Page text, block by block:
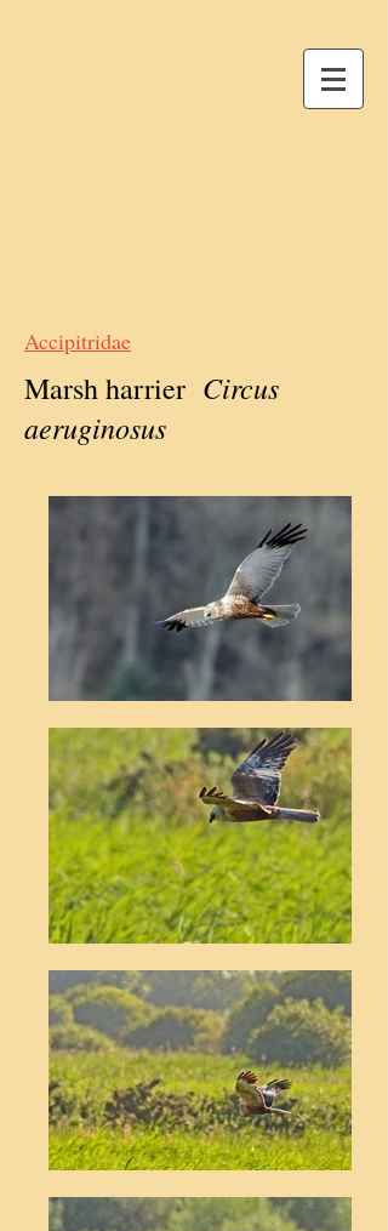
Accipitridae
Marsh harrier Circus
aeruginosus